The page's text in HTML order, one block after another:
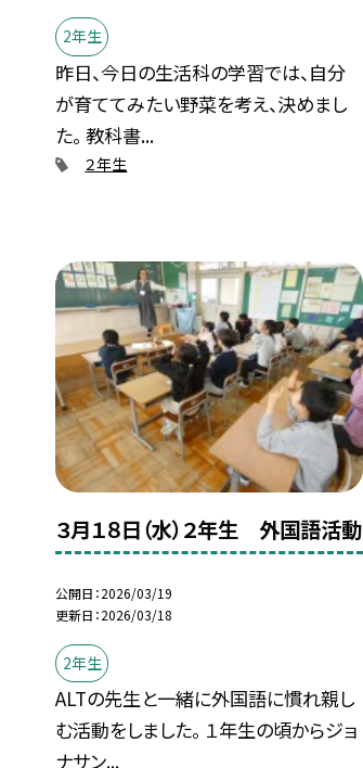
2年生
昨日、今日の生活科の学習では、自分
が育ててみたい野菜を考え、決めまし
た。 教科書...
２年生
３月１８日（水）２年生 外国語活動
公開日 2026/03/19
更新日 2026/03/18
2年生
ALTの先生と一緒に外国語に慣れ親し
む活動をしました。 １年生の頃からジョ
ナサン...